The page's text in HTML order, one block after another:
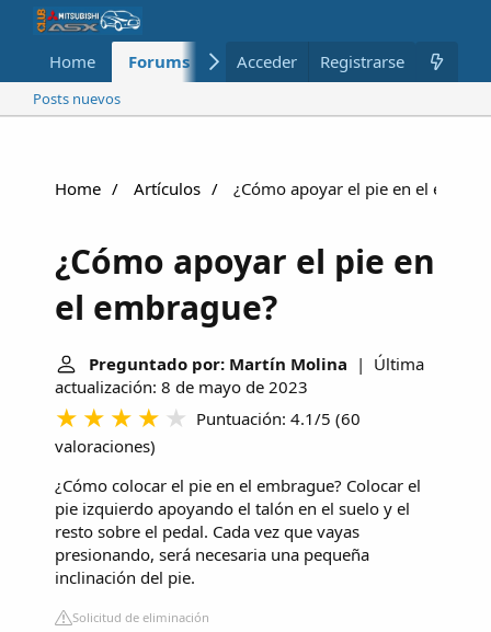
Home Forums Nuevo Miembros
Acceder Registrarse
Posts nuevos
Home Artículos ¿Cómo apoyar el pie en el
¿Cómo apoyar el pie en
el embrague?
Preguntado por: Martín Molina | Última
actualización: 8 de mayo de 2023
Puntuación: 4.1/5 (60
valoraciones)
¿Cómo colocar el pie en el embrague? Colocar el
pie izquierdo apoyando el talón en el suelo y el
resto sobre el pedal. Cada vez que vayas
presionando, será necesaria una pequeña
inclinación del pie.
Solicitud de eliminación